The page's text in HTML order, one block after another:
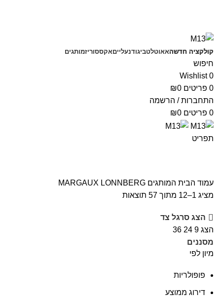
קולקציה חדשהאאוטלטביגודנעלייםאקססוריזמותגים
חיפוש
0
Wishlist
0 פריטים ₪0
התחברות / הרשמה
0 פריטים ₪0
תפריט
עמוד הבית המותגים MARGAUX LONNBERG
מציג 1–12 מתוך 57 תוצאות
הצג סרגל צד
הצג 9
24
36
מסננים
מיון לפי
פופולריות
דירוג ממוצע